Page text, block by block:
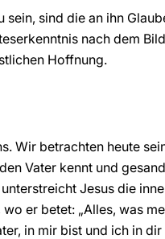
sind die an ihn
nach dem
Hoffnung.
Wir betrachten heute
Vater kennt und
Jesus die
er betet: „Alles, was
in mir bist und ich in